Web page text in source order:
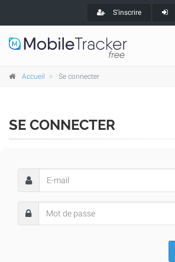
S'inscrire
Accueil Se connecter
SE CONNECTER